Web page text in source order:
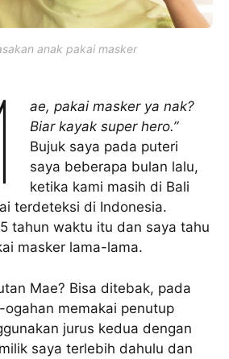
anak pakai masker
ae, pakai masker ya nak?
Biar kayak super hero.”
Bujuk saya pada puteri
saya beberapa bulan lalu,
ketika kami masih di Bali
terdeteksi di Indonesia.
tahun waktu itu dan saya tahu
masker lama-lama.
Mae? Bisa ditebak, pada
memakai penutup
jurus kedua dengan
saya terlebih dahulu dan